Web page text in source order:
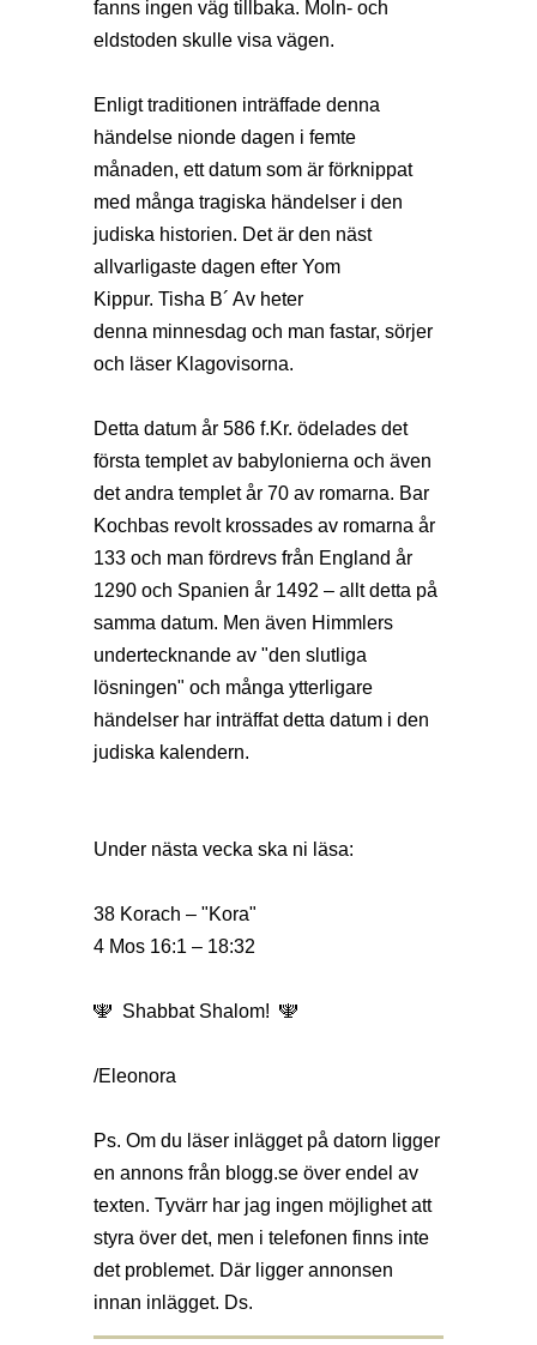
fanns ingen väg tillbaka. Moln- och
eldstoden skulle visa vägen.
Enligt traditionen inträffade denna
händelse nionde dagen i femte
månaden, ett datum som är förknippat
med många tragiska händelser i den
judiska historien. Det är den näst
allvarligaste dagen efter Yom
Kippur. Tisha B´ Av heter
denna minnesdag och man fastar, sörjer
och läser Klagovisorna.
Detta datum år 586 f.Kr. ödelades det
första templet av babylonierna och även
det andra templet år 70 av romarna. Bar
Kochbas revolt krossades av romarna år
133 och man fördrevs från England år
1290 och Spanien år 1492 – allt detta på
samma datum. Men även Himmlers
undertecknande av "den slutliga
lösningen" och många ytterligare
händelser har inträffat detta datum i den
judiska kalendern.
Under nästa vecka ska ni läsa:
38 Korach – "Kora"
4 Mos 16:1 – 18:32
🕎 Shabbat Shalom! 🕎
/Eleonora
Ps. Om du läser inlägget på datorn ligger
en annons från blogg.se över endel av
texten. Tyvärr har jag ingen möjlighet att
styra över det, men i telefonen finns inte
det problemet. Där ligger annonsen
innan inlägget. Ds.